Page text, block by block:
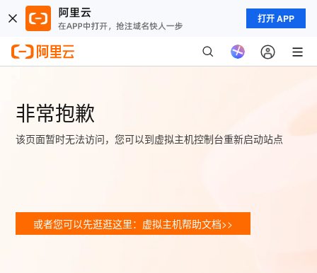
打开 APP
非常抱歉
该页面暂时无法访问，您可以到虚拟主机控制台重新启动站点
或者您可以先逛逛这里：虚拟主机帮助文档>>